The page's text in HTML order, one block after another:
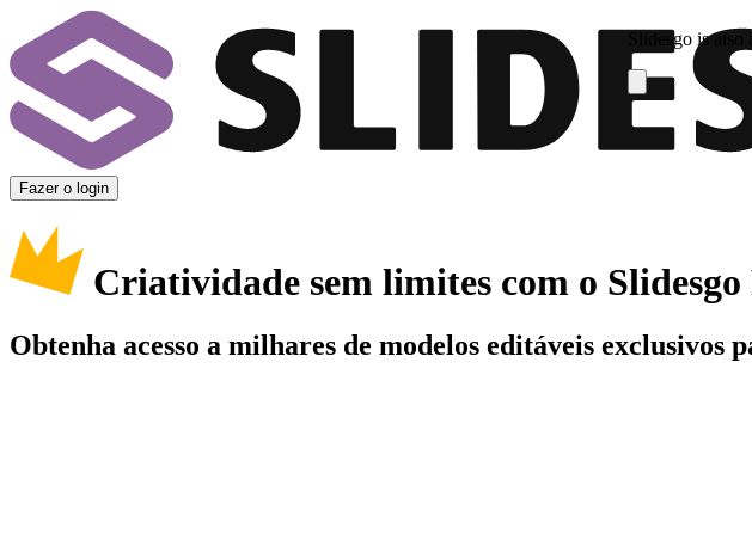
Slidesgo is
Fazer o login
Criatividade sem limites com o
Obtenha acesso a milhares de modelos editáveis